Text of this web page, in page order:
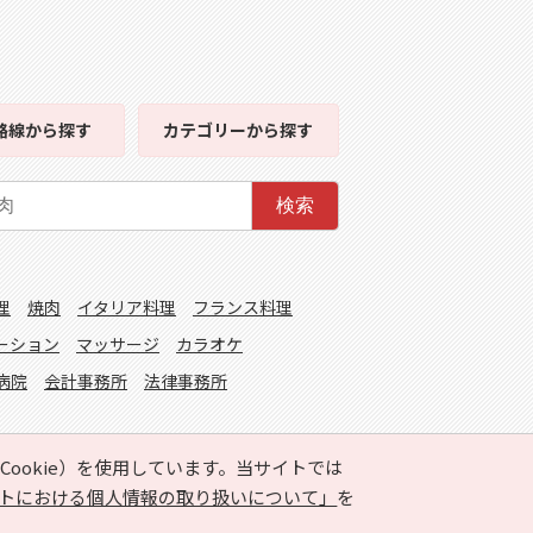
）を使用しています。当サイトでは
における個人情報の取り扱いについて」 を
線から探す カテゴリーから探す
検索
焼肉 イタリア料理
フランス料理
ション マッサージ
カラオケ
院 会計事務所 法律事務所